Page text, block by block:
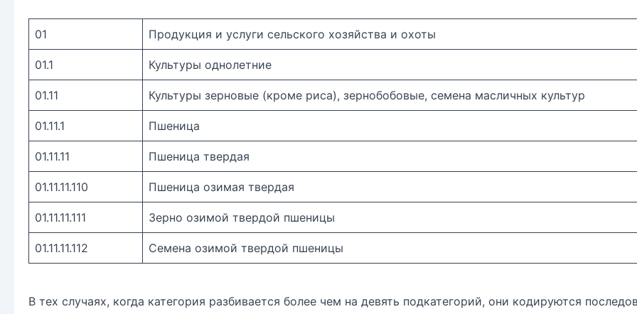
01 Продукция и услуги сельского хозяйства и охоты
01.1 Культуры однолетние
01.11 Культуры зерновые (кроме риса), зернобобовые, семена масличных культур
01.11.1 Пшеница
01.11.11 Пшеница твердая
01.11.11.110 Пшеница озимая твердая
01.11.11.111 Зерно озимой твердой пшеницы
01.11.11.112 Семена озимой твердой пшеницы
В тех случаях, когда категория разбивается более чем на девять подкатегорий, они кодируются